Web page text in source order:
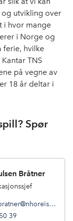
utvikling over
i hvor mange
i Norge og
ferie, hvilke
TNS
på vegne av
18 år deltar i
Spør
Bråtner
hege.bratner@nhoreiseliv.no
39